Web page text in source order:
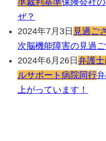
ぜ？
2024年7月3日 見過ご
次脳機能障害の見過
2024年6月26日弁護
ルサポート 病院同行
上がっています！